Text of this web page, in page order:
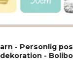
- Personlig
dekoration -